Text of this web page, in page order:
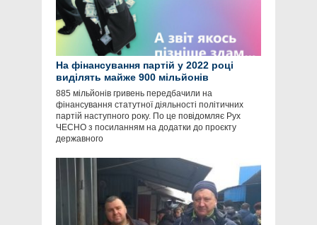
На фінансування партій у 2022 році
виділять майже 900 мільйонів
885 мільйонів гривень передбачили на
фінансування статутної діяльності політичних
партій наступного року. По це повідомляє Рух
ЧЕСНО з посиланням на додатки до проєкту
державного